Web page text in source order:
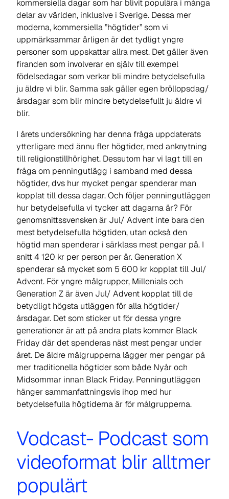
kommersiella dagar som har blivit populära i många
delar av världen, inklusive i Sverige. Dessa mer
moderna, kommersiella ”högtider” som vi
uppmärksammar årligen är det tydligt yngre
personer som uppskattar allra mest. Det gäller även
firanden som involverar en själv till exempel
födelsedagar som verkar bli mindre betydelsefulla
ju äldre vi blir. Samma sak gäller egen bröllopsdag/
årsdagar som blir mindre betydelsefullt ju äldre vi
blir.
I årets undersökning har denna fråga uppdaterats
ytterligare med ännu fler högtider, med anknytning
till religionstillhörighet. Dessutom har vi lagt till en
fråga om penningutlägg i samband med dessa
högtider, dvs hur mycket pengar spenderar man
kopplat till dessa dagar. Och följer penningutläggen
hur betydelsefulla vi tycker att dagarna är? För
genomsnittssvensken är Jul/ Advent inte bara den
mest betydelsefulla högtiden, utan också den
högtid man spenderar i särklass mest pengar på. I
snitt 4 120 kr per person per år. Generation X
spenderar så mycket som 5 600 kr kopplat till Jul/
Advent. För yngre målgrupper, Millenials och
Generation Z är även Jul/ Advent kopplat till de
betydligt högsta utläggen för alla högtider/
årsdagar. Det som sticker ut för dessa yngre
generationer är att på andra plats kommer Black
Friday där det spenderas näst mest pengar under
året. De äldre målgrupperna lägger mer pengar på
mer traditionella högtider som både Nyår och
Midsommar innan Black Friday. Penningutläggen
hänger sammanfattningsvis ihop med hur
betydelsefulla högtiderna är för målgrupperna.
Vodcast- Podcast som
videoformat blir alltmer
populärt